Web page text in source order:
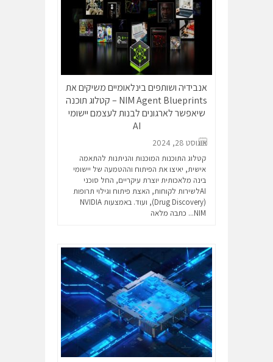
אנבידיה ושותפים בינלאומיים משיקים את
NIM Agent Blueprints – קטלוג תוכנה
שיאפשר לארגונים לבנות לעצמם יישומי
AI
אוגוסט 28, 2024
קטלוג התוכנות המוכנות והניתנות להתאמה
אישית, יאיצו את הפיתוח וההטמעה של יישומי
בינה מלאכותית יוצרת עיקריים, החל סוכני
AIלשירות לקוחות, האצת פיתוח וגילוי תרופות
(Drug Discovery), ועוד. באמצעות NVIDIA
NIM...
כתבה מלאה